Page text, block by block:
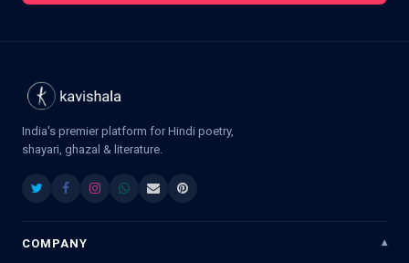
India's premier platform for Hindi poetry,
shayari, ghazal & literature.
COMPANY